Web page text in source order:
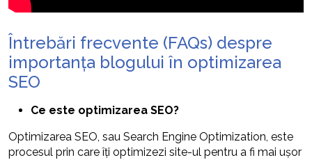
Întrebări frecvente (FAQs) despre
importanța blogului în optimizarea
SEO
Ce este optimizarea SEO?
Optimizarea SEO, sau Search Engine Optimization, este
procesul prin care îți optimizezi site-ul pentru a fi mai ușor